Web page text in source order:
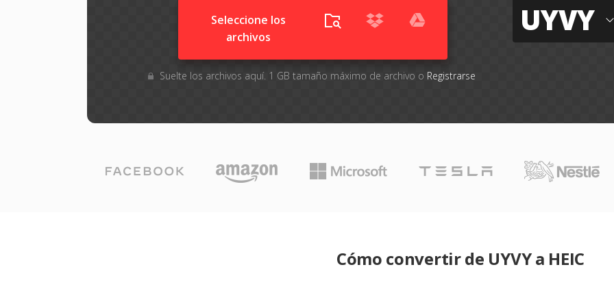
Seleccione los
archivos
Suelte los archivos aquí. 1 GB tamaño máximo de archivo o Registrarse
UYVY
Cómo convertir de UYVY a HEIC